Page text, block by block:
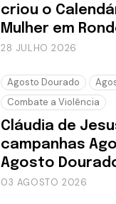
criou o
Mulher em
28 JULHO 2026
Agosto Dourado
Combate a Violência
Cláudia de
campanhas
Agosto
03 AGOSTO 2026